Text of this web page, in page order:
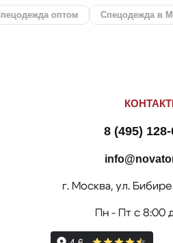
Спецодежда в Москве
8 (495)
г. Москва, ул.
Пн - Пт с 8:00